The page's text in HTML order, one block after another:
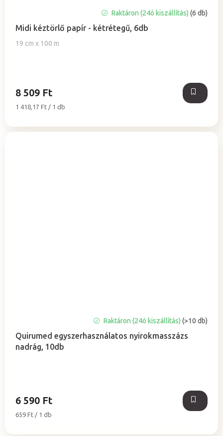
Midi kéztörlő papír - kétrétegű, 6db
19 cm x 100 m
termék
átlagos
értékelése
Raktáron (24ó kiszállítás)(6 db)
8 509 Ft
Egységár:
1 418,17 Ft / 1 db
Quirumed egyszerhasználatos nyirokmasszázs
nadrág, 10db
termék
átlagos
értékelése
Raktáron (24ó kiszállítás)(>10 db)
6 590 Ft
Egységár:
659 Ft / 1 db